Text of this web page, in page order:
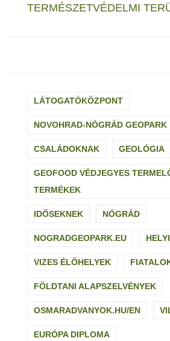
TERMÉSZETVÉDELMI
LÁTOGATÓKÖZPONT
NOVOHRAD-NÓGRÁD GEOPARK
CSALÁDOKNAK GEOLÓGIA
GEOFOOD VÉDJEGYES
TERMÉKEK
IDŐSEKNEK NÓGRÁD
NOGRADGEOPARK.EU
VIZES ÉLŐHELYEK
FÖLDTANI ALAPSZELVÉNYEK
OSMARADVANYOK.HU/EN
EURÓPA DIPLOMA